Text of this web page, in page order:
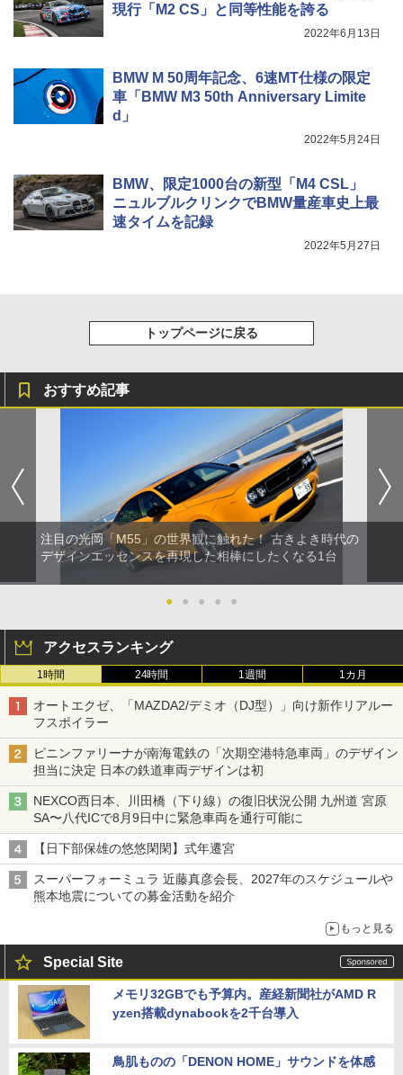
現行「M2 CS」と同等性能を誇る
2022年6月13日
BMW M 50周年記念、6速MT仕様の限定
車「BMW M3 50th Anniversary Limite
d」
2022年5月24日
BMW、限定1000台の新型「M4 CSL」
ニュルブルクリンクでBMW量産車史上最
速タイムを記録
2022年5月27日
トップページに戻る
おすすめ記事
注目の光岡「M55」の世界観に触れた！ 古きよき時代の
デザインエッセンスを再現した相棒にしたくなる1台
● ● ● ● ●
アクセスランキング
1時間 24時間 1週間 1カ月
オートエクゼ、「MAZDA2/デミオ（DJ型）」向け新作リアルー
フスポイラー
ピニンファリーナが南海電鉄の「次期空港特急車両」のデザイン
担当に決定 日本の鉄道車両デザインは初
NEXCO西日本、川田橋（下り線）の復旧状況公開 九州道 宮原
SA〜八代ICで8月9日中に緊急車両を通行可能に
【日下部保雄の悠悠閑閑】式年遷宮
スーパーフォーミュラ 近藤真彦会長、2027年のスケジュールや
熊本地震についての募金活動を紹介
もっと見る
Special Site
メモリ32GBでも予算内。産経新聞社がAMD R
yzen搭載dynabookを2千台導入
鳥肌ものの「DENON HOME」サウンドを体感